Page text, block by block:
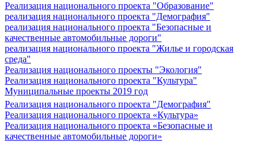
Реализация национального проекта "Образование"
реализация национального проекта "Демография"
реализация национального проекта "Безопасные и
качественные автомобильные дороги"
реализация национального проекта "Жилье и городская
среда"
Реализация национального проекты "Экология"
Реализация национального проекта "Культура"
Муниципальные проекты 2019 год
Реализация национального проекта "Демография"
Реализация национального проекта «Культура»
Реализация национального проекта «Безопасные и
качественные автомобильные дороги»